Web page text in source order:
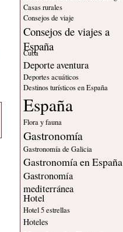
Casas rurales
Consejos de viaje
Consejos de viajes a
España
Cuba
Deporte aventura
Deportes acuáticos
Destinos turísticos en España
España
Flora y fauna
Gastronomía
Gastronomía de Galicia
Gastronomía en España
Gastronomía
mediterránea
Hotel
Hotel 5 estrellas
Hoteles